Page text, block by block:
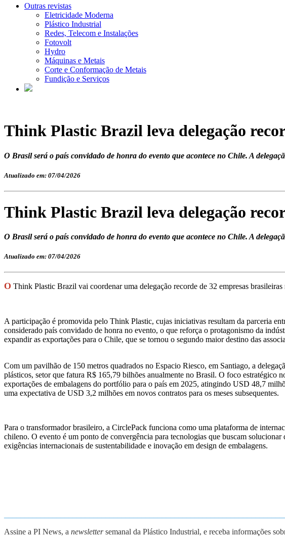
Outras revistas
Eletricidade Moderna
Plástico Industrial
Redes, Telecom e Instalações
Fotovolt
Hydro
Máquinas e Metais
Corte e Conformação de Metais
Fundição e Serviços
Think Plastic Brazil leva delegação
O Brasil será o país convidado de honra do evento que acontece no Chile. A
Atualizado em: 07/04/2026
Think Plastic Brazil leva delegação
O Brasil será o país convidado de honra do evento que acontece no Chile. A
Atualizado em: 07/04/2026
O Think Plastic Brazil vai coordenar uma delegação recorde de 32 empresas
A participação é promovida pelo Think Plastic, cujas iniciativas resultam da parceria
considerado país convidado de honra no evento, o que reforça o protagonismo da
expandir as exportações para o Chile, que se tornou o segundo maior destino das
Com um pavilhão de 150 metros quadrados no Espacio Riesco, em Santiago, a
plásticos, setor que fatura R$ 165,79 bilhões anualmente no Brasil. O foco estratégico
exportações de embalagens do portfólio para o país em 2025, atingindo USD 48,7
uma expectativa de USD 3,2 milhões em novos contratos para os meses subsequentes.
Para o transformador brasileiro, a CirclePack funciona como uma plataforma de
chileno. O evento é um ponto de convergência para tecnologias que buscam
exigências internacionais de sustentabilidade e inovação em design de embalagens.
Assine a PI News, a newslettersemanal da Plástico Industrial, e receba informações